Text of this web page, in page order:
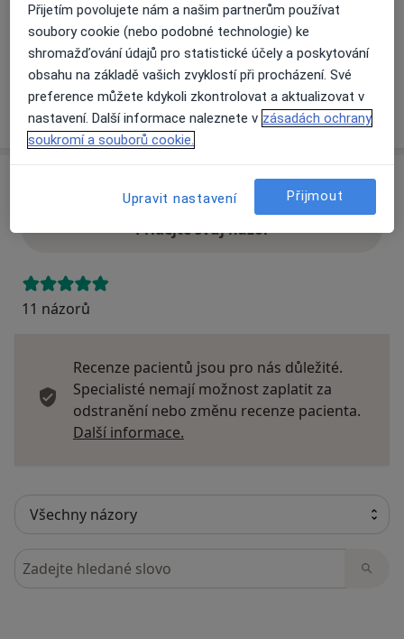
Způsoby platby (soukromé návštěvy)
Na teto adrese lékař přijímá pacienty na pojišťovnu
Detaily
Více
o adrese
Přidejte svůj názor
11 názorů
Recenze pacientů jsou pro nás důležité.
Specialisté nemají možnost zaplatit za
odstranění nebo změnu recenze pacienta.
Další informace.
Hledejte v názorech
Přijetím povolujete nám a našim partnerům používat
soubory cookie (nebo podobné technologie) ke
shromažďování údajů pro statistické účely a poskytování
obsahu na základě vašich zvyklostí při procházení. Své
preference můžete kdykoli zkontrolovat a aktualizovat v
nastavení. Další informace naleznete v zásadách ochrany
soukromí a souborů cookie.
Upravit nastavení Přijmout